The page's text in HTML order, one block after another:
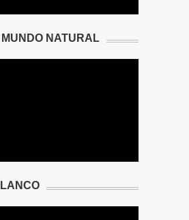
MUNDO NATURAL